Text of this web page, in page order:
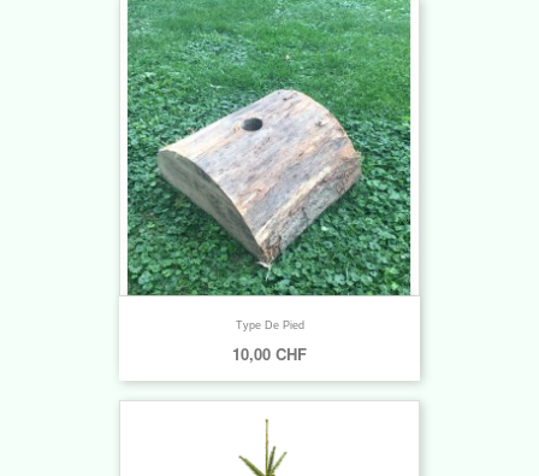
Type De Pied
10,00 CHF